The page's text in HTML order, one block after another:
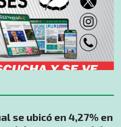
se ubicó en 4,27% en